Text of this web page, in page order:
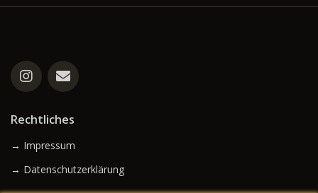
Rechtliches
→ Impressum
→ Datenschutzerklärung